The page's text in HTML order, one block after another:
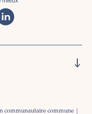
communautaire commune |